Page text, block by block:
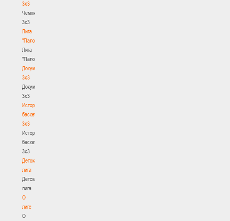
3х3
Чемпионат
3х3
Лига
"Палова"
Лига
"Палова"
Документы
3х3
Документы
3х3
История
баскетбола
3х3
История
баскетбола
3х3
Детская
лига
Детская
лига
О
лиге
О